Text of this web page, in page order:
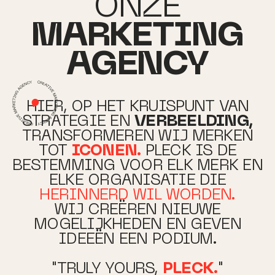
ONZE
MARKETING
AGENCY
HIER, OP HET KRUISPUNT VAN
STRATEGIE EN VERBEELDING,
TRANSFORMEREN WIJ MERKEN
TOT ICONEN. PLECK IS DE
BESTEMMING VOOR ELK MERK EN
ELKE ORGANISATIE DIE
HERINNERD WIL WORDEN.
WIJ CREËREN NIEUWE
MOGELIJKHEDEN EN GEVEN
IDEEËN EEN PODIUM.
"TRULY YOURS, PLECK."